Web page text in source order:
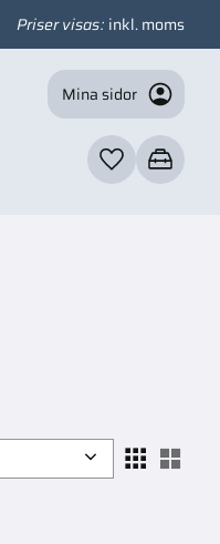
Priser visas inkl. moms
Mina sidor
Favoriter
Kundvagn